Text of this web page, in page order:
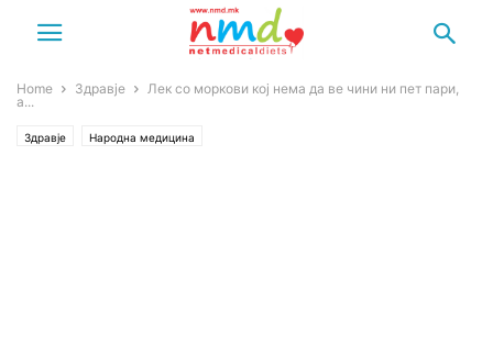
Home Здравје
Лек со моркови кој нема да ве чини ни пет пари,
а...
Здравје Народна медицина